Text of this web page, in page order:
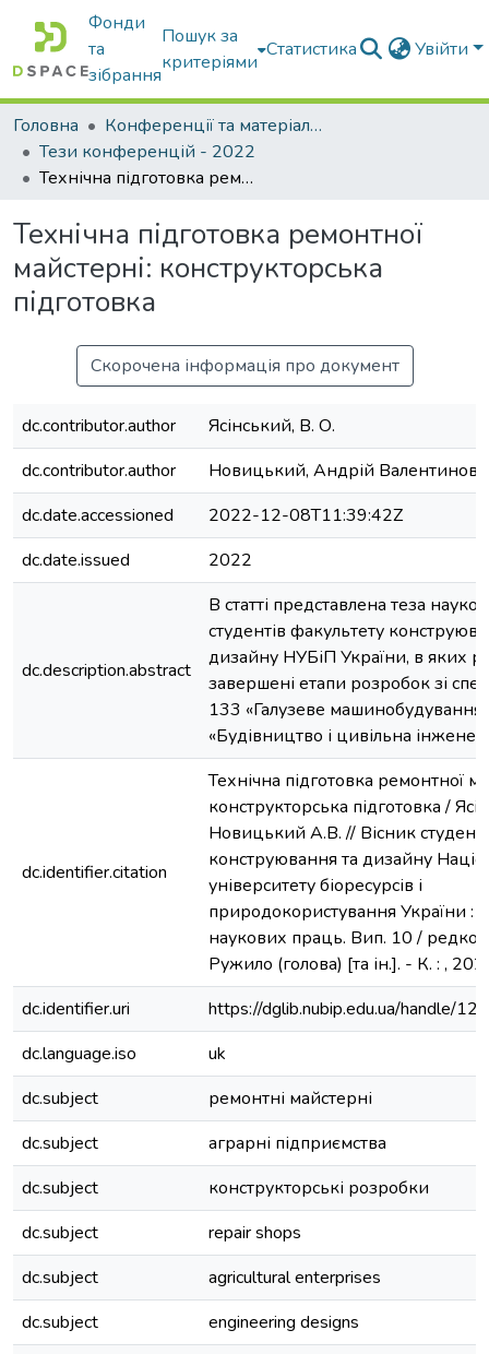
Фонди
та
зібрання
Пошук за
критеріями
Статистика Увійти
Головна
Конференції та матеріали конференцій
Тези конференцій - 2022
Технічна підготовка ремонтної майстерні: конструкторська підготовка
Технічна підготовка ремонтної
майстерні: конструкторська
підготовка
Скорочена інформація про документ
dc.contributor.author
Ясінський, В. О.
dc.contributor.author
Новицький, Андрій
dc.date.accessioned
2022-12-08T11:39:42Z
dc.date.issued
2022
dc.description.abstract
В статті представлена теза
студентів факультету
дизайну НУБіП України, в яких
завершені етапи розробок зі
133 «Галузеве
«Будівництво і цивільна
dc.identifier.citation
Технічна підготовка ремонтної
конструкторська підготовка /
Новицький A.B. // Вісник
конструювання та дизайну
університету біоресурсів і
природокористування України :
наукових праць. Вип. 10 /
Ружило (голова) [та ін.]. - К. : ,
dc.identifier.uri
https://dglib.nubip.edu.ua/handle/
dc.language.iso
uk
dc.subject
ремонтні майстерні
dc.subject
аграрні підприємства
dc.subject
конструкторські розробки
dc.subject
repair shops
dc.subject
agricultural enterprises
dc.subject
engineering designs